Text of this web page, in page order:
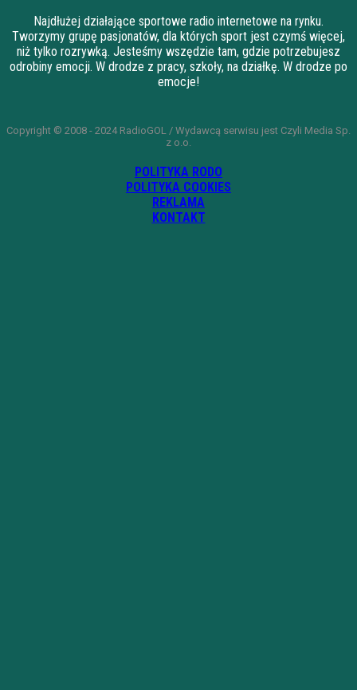
Najdłużej działające sportowe radio internetowe na rynku.
Tworzymy grupę pasjonatów, dla których sport jest czymś więcej,
niż tylko rozrywką. Jesteśmy wszędzie tam, gdzie potrzebujesz
odrobiny emocji. W drodze z pracy, szkoły, na działkę. W drodze po
emocje!
Copyright © 2008 - 2024 RadioGOL / Wydawcą serwisu jest Czyli Media Sp.
z o.o.
POLITYKA RODO
POLITYKA COOKIES
REKLAMA
KONTAKT